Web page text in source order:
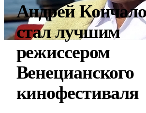
Андрей
стал лучшим
режиссером
Венецианского
кинофестиваля